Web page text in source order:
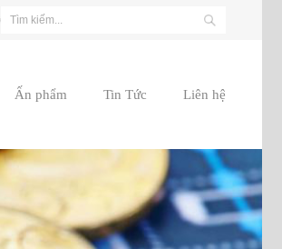
Ấn phẩm Tin Tức Liên hệ